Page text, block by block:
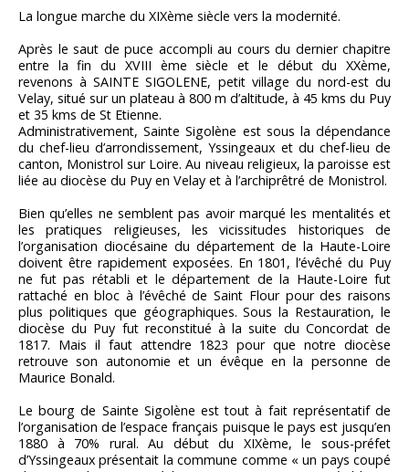
La longue marche du XIXème siècle vers la modernité.
Après le saut de puce accompli au cours du dernier chapitre
entre la fin du XVIII ème siècle et le début du XXème,
revenons à SAINTE SIGOLENE, petit village du nord-est du
Velay, situé sur un plateau à 800 m d’altitude, à 45 kms du Puy
et 35 kms de St Etienne.
Administrativement, Sainte Sigolène est sous la dépendance
du chef-lieu d’arrondissement, Yssingeaux et du chef-lieu de
canton, Monistrol sur Loire. Au niveau religieux, la paroisse est
liée au diocèse du Puy en Velay et à l’archiprêtré de Monistrol.
Bien qu’elles ne semblent pas avoir marqué les mentalités et
les pratiques religieuses, les vicissitudes historiques de
l’organisation diocésaine du département de la Haute-Loire
doivent être rapidement exposées. En 1801, l’évêché du Puy
ne fut pas rétabli et le département de la Haute-Loire fut
rattaché en bloc à l’évêché de Saint Flour pour des raisons
plus politiques que géographiques. Sous la Restauration, le
diocèse du Puy fut reconstitué à la suite du Concordat de
1817. Mais il faut attendre 1823 pour que notre diocèse
retrouve son autonomie et un évêque en la personne de
Maurice Bonald.
Le bourg de Sainte Sigolène est tout à fait représentatif de
l’organisation de l’espace français puisque le pays est jusqu’en
1880 à 70% rural. Au début du XIXème, le sous-préfet
d’Yssingeaux présentait la commune comme « un pays coupé